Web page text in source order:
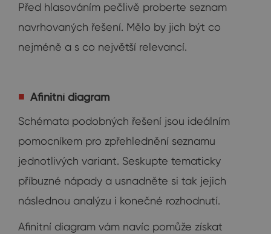
Před hlasováním pečlivě proberte seznam
navrhovaných řešení. Mělo by jich být co
nejméně a s co největší relevancí.
Afinitní diagram
Schémata podobných řešení jsou ideálním
pomocníkem pro zpřehlednění seznamu
jednotlivých variant. Seskupte tematicky
příbuzné nápady a usnadněte si tak jejich
následnou analýzu i konečné rozhodnutí.
Afinitní diagram vám navíc pomůže získat